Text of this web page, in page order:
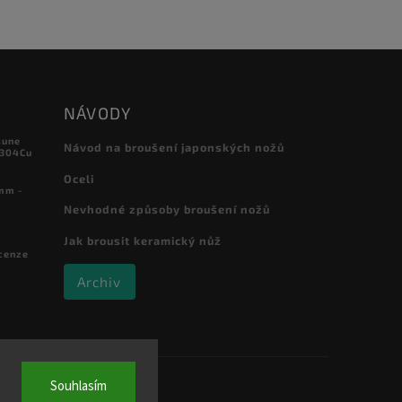
Souhlasím
-
NÁVODY
Návod na broušení japonských nožů
Oceli
Nevhodné způsoby broušení nožů
Jak brousit keramický nůž
Archiv